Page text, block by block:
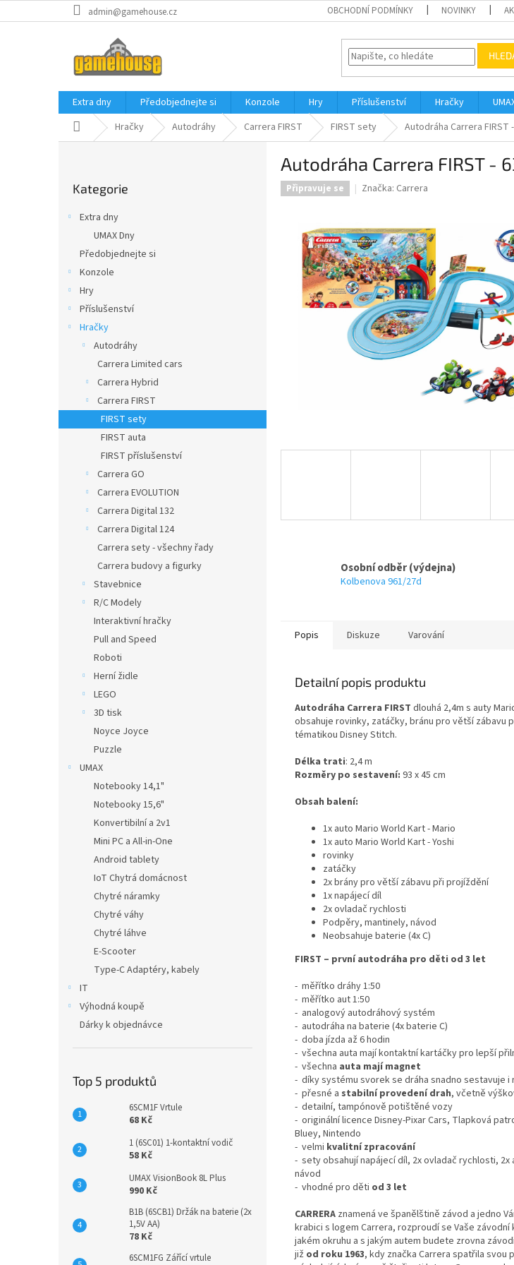
na
admin@gamehouse.cz OBCHODNÍ PODMÍNKY NOVINKY
Extra dny Předobjednejte si Konzole Hry Příslušenství Hračky
Domů Hračky Autodráhy Carrera FIRST FIRST sety Autodráha Carrera FIRST
kategorie
Kategorie
Extra dny
UMAX Dny
Předobjednejte si
Konzole
Hry
Příslušenství
Hračky
Autodráhy
Carrera Limited cars
Carrera Hybrid
Carrera FIRST
FIRST sety
FIRST auta
FIRST příslušenství
Carrera GO
Carrera EVOLUTION
Carrera Digital 132
Carrera Digital 124
Carrera sety - všechny řady
Carrera budovy a figurky
Stavebnice
R/C Modely
Interaktivní hračky
Pull and Speed
Roboti
Herní židle
LEGO
3D tisk
Noyce Joyce
Puzzle
UMAX
Notebooky 14,1"
Notebooky 15,6"
Konvertibilní a 2v1
Mini PC a All-in-One
Android tablety
IoT Chytrá domácnost
Chytré náramky
Chytré váhy
Chytré láhve
E-Scooter
Type-C Adaptéry, kabely
IT
Výhodná koupě
Dárky k objednávce
Top 5 produktů
6SCM1F Vrtule
68 Kč
1 (6SC01) 1-kontaktní vodič
58 Kč
UMAX VisionBook 8L Plus
990 Kč
B1B (6SCB1) Držák na baterie (2x
1,5V AA)
78 Kč
6SCM1FG Zářící vrtule
Autodráha Carrera FIRST -
Připravuje se Značka: Carrera
Osobní odběr (výdejna)
Kolbenova 961/27d
Popis Diskuze Varování
Detailní popis produktu
Autodráha Carrera FIRST dlouhá 2,4m s auty
obsahuje rovinky, zatáčky, bránu pro větší zábavu
tématikou Disney Stitch.
Délka trati: 2,4 m
Rozměry po sestavení: 93 x 45 cm
Obsah balení:
1x auto Mario World Kart - Mario
1x auto Mario World Kart - Yoshi
rovinky
zatáčky
2x brány pro větší zábavu při projíždění
1x napájecí díl
2x ovladač rychlosti
Podpěry, mantinely, návod
Neobsahuje baterie (4x C)
FIRST – první autodráha pro děti od 3 let
- měřítko dráhy 1:50
- měřítko aut 1:50
- analogový autodráhový systém
- autodráha na baterie (4x baterie C)
- doba jízda až 6 hodin
- všechna auta mají kontaktní kartáčky pro lepší
- všechna auta mají magnet
- díky systému svorek se dráha snadno sestavuje i
- přesné a stabilní provedení drah, včetně
- detailní, tampónově potištěné vozy
- originální licence Disney-Pixar Cars, Tlapková
Bluey, Nintendo
- velmi kvalitní zpracování
- sety obsahují napájecí díl, 2x ovladač rychlosti,
návod
- vhodné pro děti od 3 let
CARRERA znamená ve španělštině závod a jedno
krabici s logem Carrera, rozproudí se Vaše
jakém okruhu a s jakým autem budete zrovna
již od roku 1963, kdy značka Carrera spatřila svou